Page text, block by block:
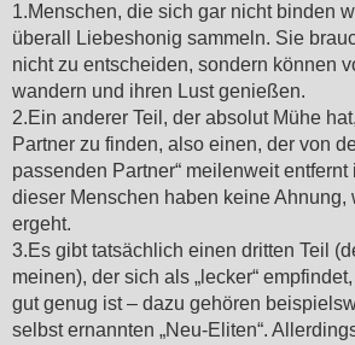
1.Menschen, die sich gar nicht binden
überall Liebeshonig sammeln. Sie
nicht zu entscheiden, sondern können
wandern und ihren Lust genießen.
2.Ein anderer Teil, der absolut Mühe
Partner zu finden, also einen, der von
passenden Partner“ meilenweit entfernt
dieser Menschen haben keine Ahnung,
ergeht.
3.Es gibt tatsächlich einen dritten Teil
meinen), der sich als „lecker“
gut genug ist – dazu gehören
selbst ernannten „Neu-Eliten“.